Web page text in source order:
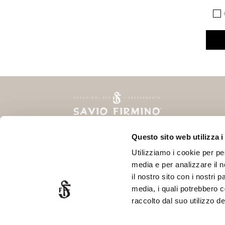
Questo sito web utilizza i
Utilizziamo i cookie per
media e per analizzare il
il nostro sito con i nostri
media, i quali potrebbero
raccolto dal suo utilizzo
50018 Scandicci - FIRENZE
P.Iva 06378770488
Ph. +39 055 720466
info@saviofirmino.com